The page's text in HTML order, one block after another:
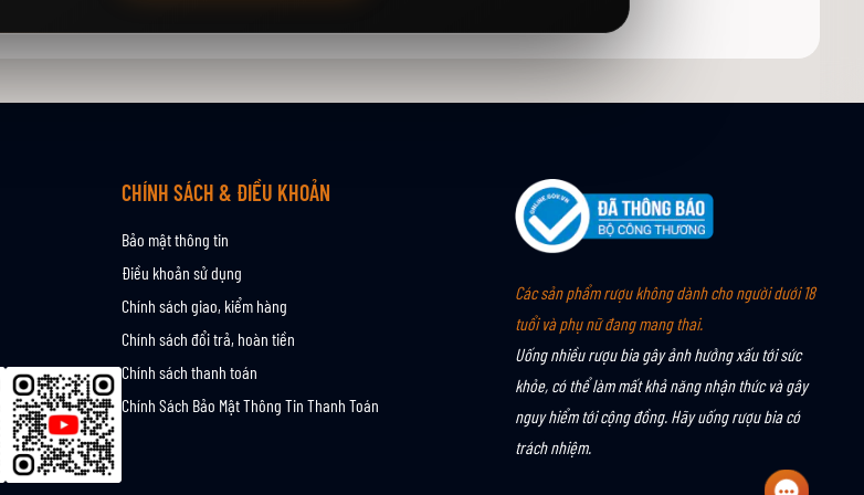
CHÍNH SÁCH & ĐIỀU KHOẢN
Bảo mật thông tin
Điều khoản sử dụng
Chính sách giao, kiểm hàng
Chính sách đổi trả, hoàn tiền
Chính sách thanh toán
Chính Sách Bảo Mật Thông Tin Thanh Toán
Các sản phẩm rượu không dành cho người dưới 18
tuổi và phụ nữ đang mang thai.
Uống nhiều rượu bia gây ảnh hưởng xấu tới sức
khỏe, có thể làm mất khả năng nhận thức và gây
nguy hiểm tới cộng đồng. Hãy uống rượu bia có
trách nhiệm.